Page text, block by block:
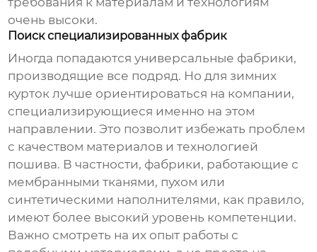
очень высоки.
Поиск специализированных фабрик
Иногда попадаются универсальные фабрики,
производящие все подряд. Но длязимних
курток лучше ориентироваться на компании,
специализирующиеся именно на этом
направлении. Это позволит избежать проблем
с качеством материалов и технологией
пошива. В частности, фабрики, работающие с
мембранными тканями, пухом или
синтетическими наполнителями, как правило,
имеют более высокий уровень компетенции.
Важно смотреть на их опыт работы с